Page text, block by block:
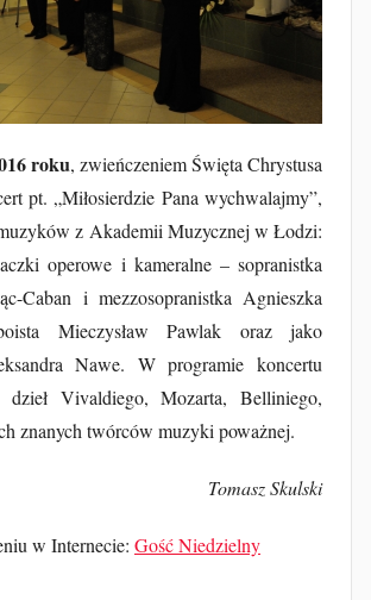
k
u
b
F
u
r
t
a
roku, zwieńczeniem Święta Chrystusa
pt. „Miłosierdzie Pana wychwalajmy”,
z Akademii Muzycznej w Łodzi:
operowe i kameralne – sopranistka
Caban i mezzosopranistka Agnieszka
Mieczysław Pawlak oraz jako
Nawe. W programie koncertu
dzieł Vivaldiego, Mozarta, Belliniego,
znanych twórców muzyki poważnej.
Tomasz Skulski
w Internecie: Gość Niedzielny